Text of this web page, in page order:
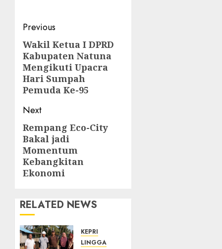
Post
navigation
Previous
Previous
post:
Wakil Ketua I DPRD
Kabupaten Natuna
Mengikuti Upacra
Hari Sumpah
Pemuda Ke-95
Next
Next
post:
Rempang Eco-City
Bakal jadi
Momentum
Kebangkitan
Ekonomi
RELATED NEWS
KEPRI
LINGGA